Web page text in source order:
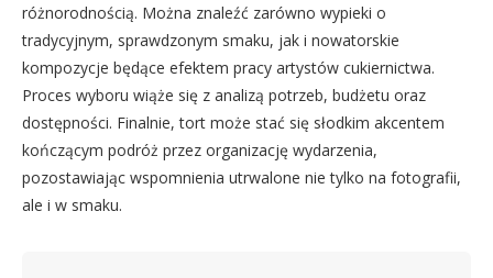
różnorodnością. Można znaleźć zarówno wypieki o
tradycyjnym, sprawdzonym smaku, jak i nowatorskie
kompozycje będące efektem pracy artystów cukiernictwa.
Proces wyboru wiąże się z analizą potrzeb, budżetu oraz
dostępności. Finalnie, tort może stać się słodkim akcentem
kończącym podróż przez organizację wydarzenia,
pozostawiając wspomnienia utrwalone nie tylko na fotografii,
ale i w smaku.